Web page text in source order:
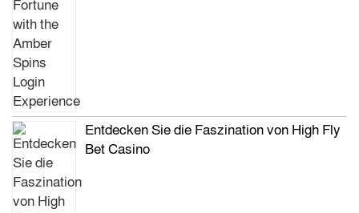
Entdecken Sie die Faszination von High Fly
Bet Casino